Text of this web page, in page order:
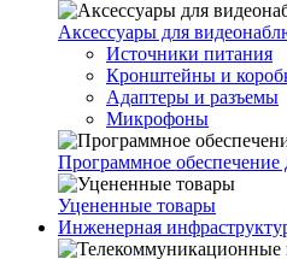
Аксессуары для
Источники питания
Кронштейны и
Адаптеры и разъемы
Микрофоны
Программное обеспечение
Уцененные товары
Инженерная